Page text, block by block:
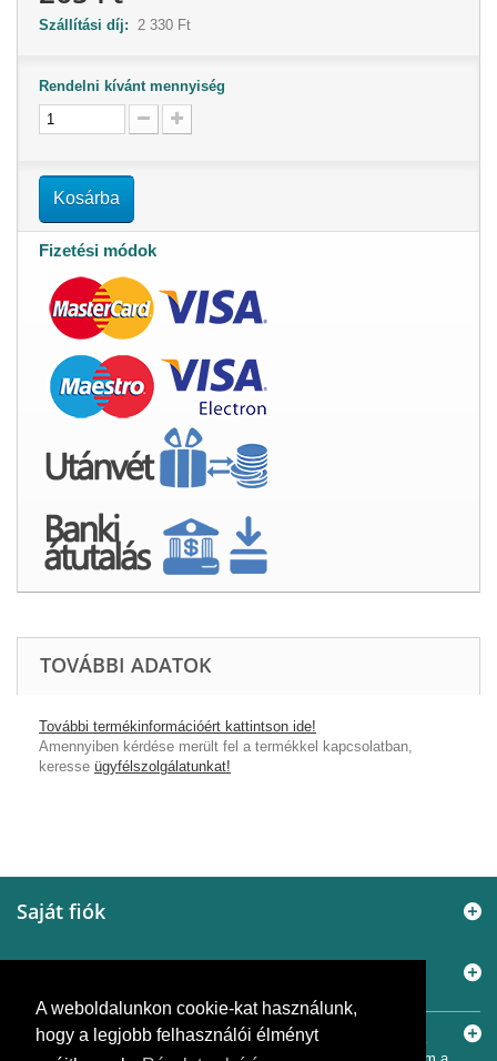
A weboldalunkon cookie-kat használunk,
hogy a legjobb felhasználói élményt
Szállítási díj: 2 330 Ft
Rendelni kívánt mennyiség
Kosárba
Fizetési módok
TOVÁBBI ADATOK
További termékinformációért kattintson ide!
Amennyiben kérdése merült fel a termékkel kapcsolatban,
keresse ügyfélszolgálatunkat!
Saját fiók
Információ
© 2005 - 2026Murányi Épületgépészet Kft.A SiemensBolt.hu a